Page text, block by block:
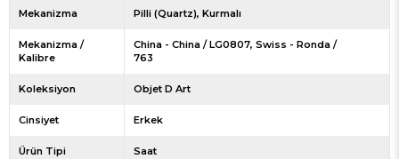
Mekanizma Pilli (Quartz) Kurmalı
Mekanizma /
Kalibre
China - China / LG0807 Swiss - Ronda /
763
Koleksiyon Objet D Art
Cinsiyet Erkek
Ürün Tipi Saat